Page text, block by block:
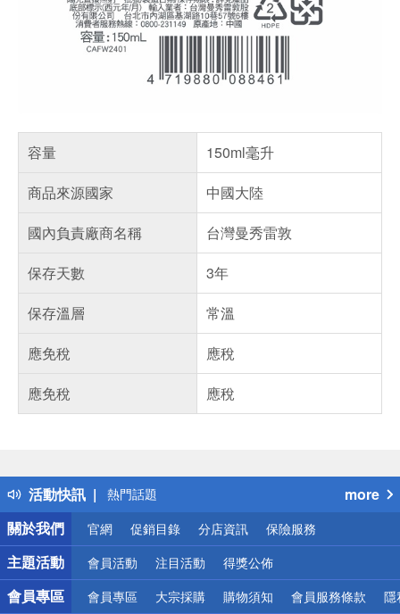
容量
150ml毫升
商品來源國家
中國大陸
國內負責廠商名稱
台灣曼秀雷敦
保存天數
3年
保存溫層
常溫
應免稅
應稅
應免稅
應稅
活動快訊
得獎公告
熱門話題
銀行優惠
偏遠地區配送
詐騙網頁！請小心！
more
關於我們
官網 促銷目錄 分店資訊 保險服務
主題活動 會員活動 注目活動 得獎公佈
會員專區 會員專區 大宗採購 購物須知 會員服務條款 隱